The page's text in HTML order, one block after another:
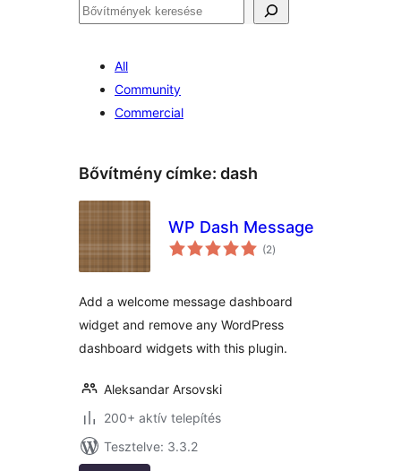
Keresés
All
Community
Commercial
Bővítmény címke: dash
WP Dash Message
(2értékelés
összesen
)
Add a welcome message dashboard
widget and remove any WordPress
dashboard widgets with this plugin.
Aleksandar Arsovski
200+ aktív telepítés
Tesztelve: 3.3.2